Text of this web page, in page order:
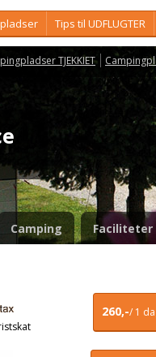
pladser Tips til UDFLUGTER
TJEKKIET
Camping Faciliteter
260,-/ 1